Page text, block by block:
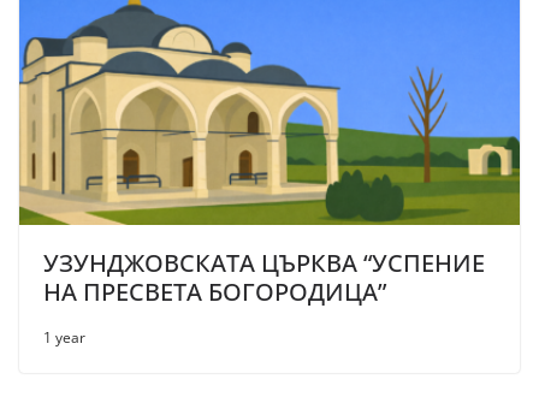
УЗУНДЖОВСКАТА ЦЪРКВА “УСПЕНИЕ
НА ПРЕСВЕТА БОГОРОДИЦА”
1 year